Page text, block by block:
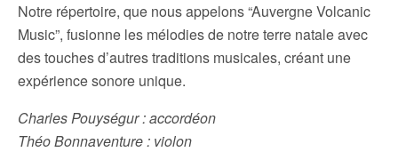
Notre répertoire, que nous appelons “Auvergne Volcanic
Music”, fusionne les mélodies de notre terre natale avec
des touches d’autres traditions musicales, créant une
expérience sonore unique.
Charles Pouységur : accordéon
Théo Bonnaventure : violon